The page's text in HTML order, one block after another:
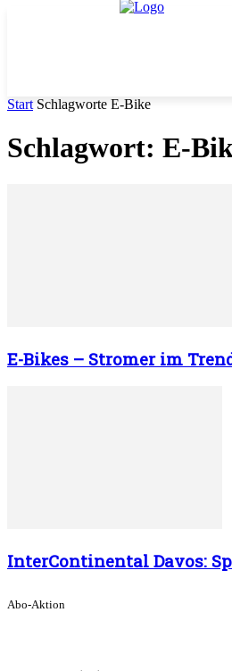
Start Schlagworte E-Bike
Schlagwort: E-
E-Bikes – Stromer im
InterContinental Davos:
Abo-Aktion